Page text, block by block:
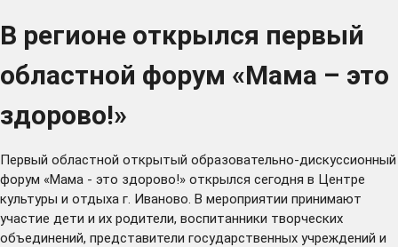
В регионе открылся первый
областной форум «Мама – это
здорово!»
Первый областной открытый образовательно-дискуссионный
форум «Мама - это здорово!» открылся сегодня в Центре
культуры и отдыха г. Иваново. В мероприятии принимают
участие дети и их родители, воспитанники творческих
объединений, представители государственных учреждений и